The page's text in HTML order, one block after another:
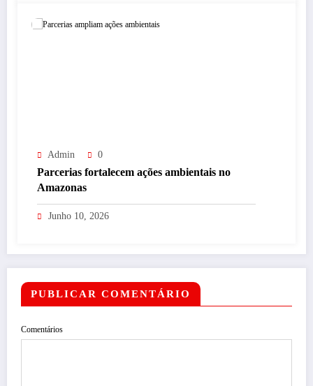
Admin 0
Parcerias fortalecem ações ambientais no
Amazonas
Junho 10, 2026
PUBLICAR COMENTÁRIO
Comentários